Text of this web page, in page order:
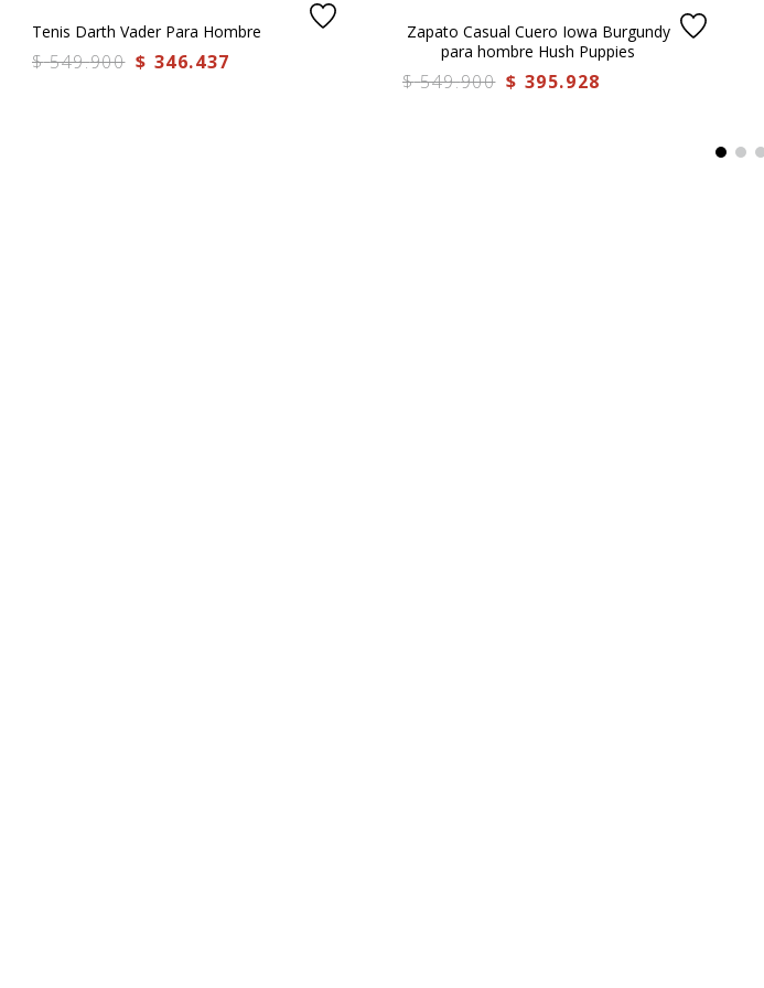
Tenis Darth Vader Para Hombre
$ 549.900 $ 346.437
Zapato Casual Cuero Iowa Burgundy
para hombre Hush Puppies
$ 549.900 $ 395.928